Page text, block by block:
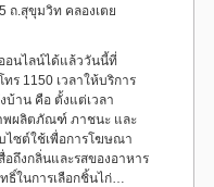
ถ.สุขุมวิท คลองเตย
อนไลน์ได้แล้ววันนี้ที่
ทร 1150 เวลาให้บริการ
บ้าน คือ ตั้งแต่เวลา
พผลิตภัณฑ์ ภาชนะ และ
ไซต์ใช้เพื่อการโฆษณา
อถึงกลิ่นและรสของอาหาร
ธิ์ในการเลือกชิ้นไก่…